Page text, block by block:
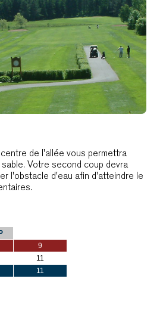
de l'allée vous permettra
Votre second coup devra
l'obstacle d'eau afin d'atteindre le
9
11
11